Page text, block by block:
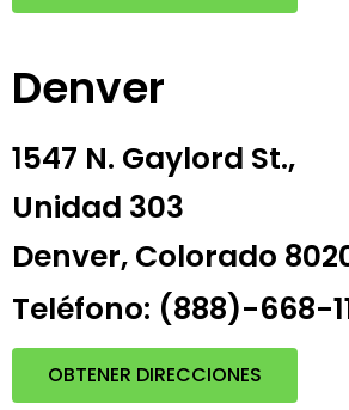
Denver
1547 N. Gaylord St.,
Unidad 303
Denver, Colorado
Teléfono: (888)-668-
OBTENER DIRECCIONES